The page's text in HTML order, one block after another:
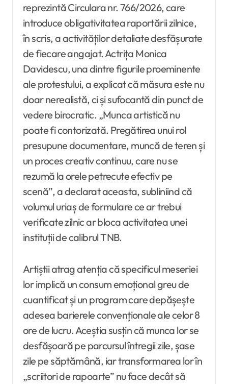
reprezintă Circulara nr. 766/2026, care
introduce obligativitatea raportării zilnice,
în scris, a activităților detaliate desfășurate
de fiecare angajat. Actrița Monica
Davidescu, una dintre figurile proeminente
ale protestului, a explicat că măsura este nu
doar nerealistă, ci și sufocantă din punct de
vedere birocratic. „Munca artistică nu
poate fi contorizată. Pregătirea unui rol
presupune documentare, muncă de teren și
un proces creativ continuu, care nu se
rezumă la orele petrecute efectiv pe
scenă”, a declarat aceasta, subliniind că
volumul uriaș de formulare ce ar trebui
verificate zilnic ar bloca activitatea unei
instituții de calibrul TNB.
Artiștii atrag atenția că specificul meseriei
lor implică un consum emoțional greu de
cuantificat și un program care depășește
adesea barierele convenționale ale celor 8
ore de lucru. Aceștia susțin că munca lor se
desfășoară pe parcursul întregii zile, șase
zile pe săptămână, iar transformarea lor în
„scriitori de rapoarte” nu face decât să